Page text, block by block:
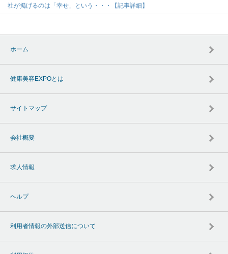
社が掲げるのは「幸せ」という・・・【記事詳細】
ホーム
健康美容EXPOとは
サイトマップ
会社概要
求人情報
ヘルプ
利用者情報の外部送信について